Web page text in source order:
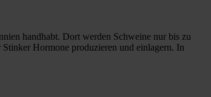
handhabt. Dort werden Schweine nur bis zu
Hormone produzieren und einlagern. In